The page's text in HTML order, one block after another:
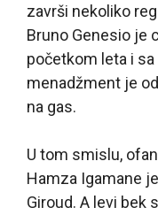
završi nekoliko
Bruno Genesio je
početkom leta i
menadžment je
na gas.
U tom smislu,
Hamza Igamane
Giroud. A levi bek